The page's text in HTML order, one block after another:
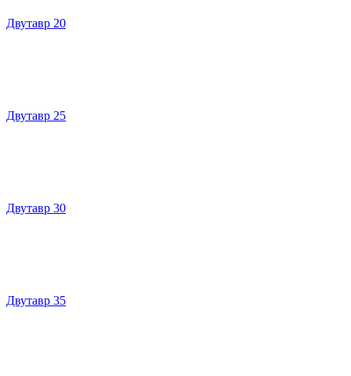
Двутавр 20
Двутавр 25
Двутавр 30
Двутавр 35